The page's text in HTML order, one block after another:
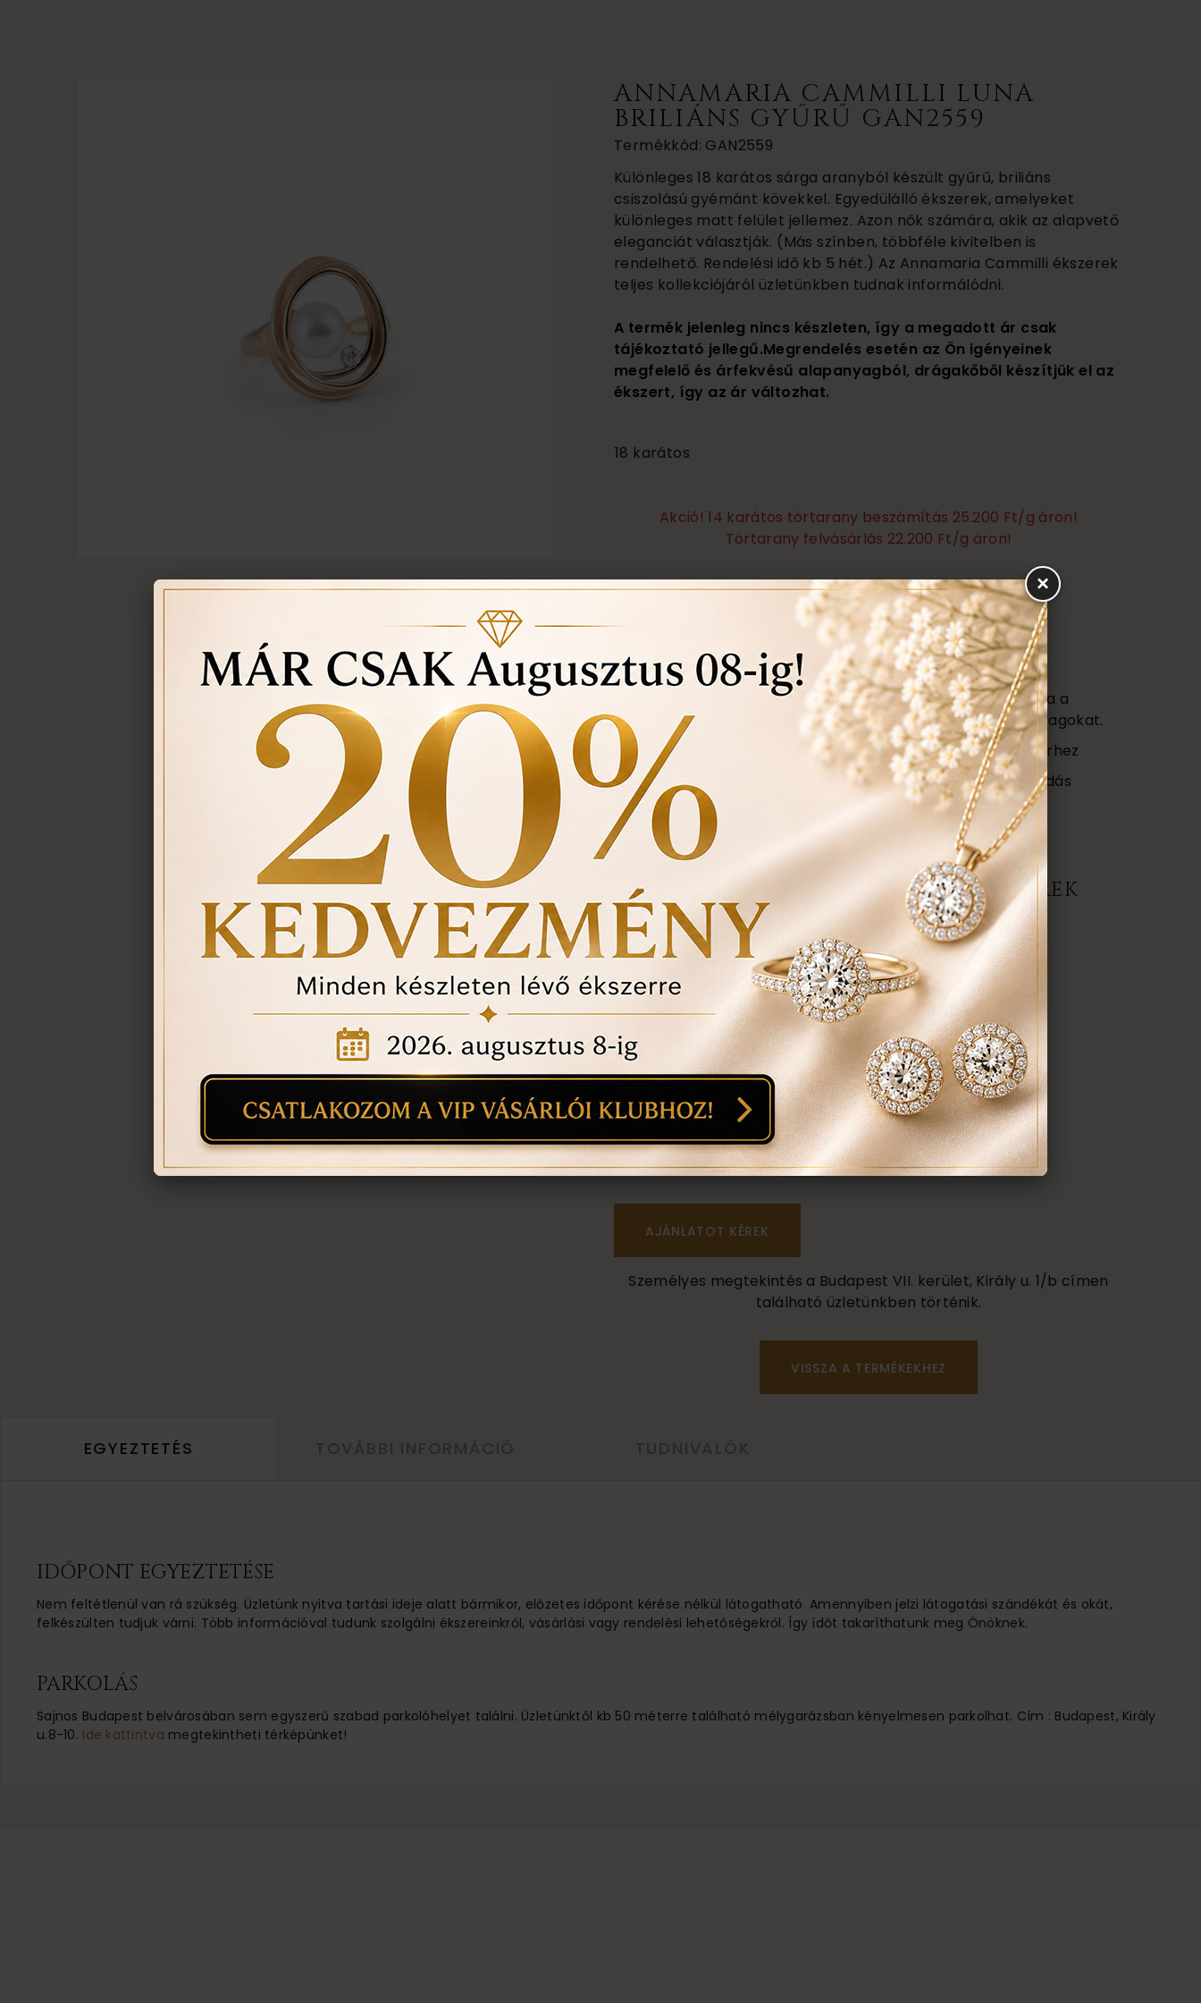
ANNAMARIA CAMMILLI LUNA
BRILIÁNS GYŰRŰ GAN2559
Termékkód: GAN2559
Különleges 18 karátos sárga aranyból készült gyűrű, briliáns
csiszolású gyémánt kövekkel. Egyedülálló ékszerek, amelyeket
különleges matt felület jellemez. Azon nők számára, akik az alapvető
eleganciát választják. (Más színben, többféle kivitelben is
rendelhető. Rendelési idő kb 5 hét.) Az Annamaria Cammilli ékszerek
teljes kollekciójáról üzletünkben tudnak informálódni.
A termék jelenleg nincs készleten, így a megadott ár csak
tájékoztató jellegű.Megrendelés esetén az Ön igényeinek
megfelelő és árfekvésű alapanyagból, drágakőből készítjük el az
ékszert, így az ár változhat.
18 karátos
Akció! 14 karátos törtarany beszámítás 25.200 Ft/g áron!
Törtarany felvásárlás 22.200 Ft/g áron!
Ezen felül még:
Örökös garanciális tisztítás, polírozás
Ingyenes méret állítás
Vásárlási bizonylat avagy (Certificate) mely tartalmazza a
felhasznált kövek minőségét az ékszerben található anyagokat.
Ékszertartó doboz és ajándék tartó táska minden ékszerhez
Évente 1 alkalommal ingyenes ellenőrzés, rejtett károsodás
történt-e , mozgó kő, repedés a gyűrűn stb. Az általunk
felfedezett hibákat ingyenesen javítjuk.
ÉRDEKEL A TERMÉK, AJÁNLATOT KÉREK
darab
1
anyaga:
18 karátos
színe:
mint a képen
méret:
nem tudom
Személyes megtekintés a Budapest VII. kerület, Király u. 1/b címen
található üzletünkben történik.
VISSZA A TERMÉKEKHEZ
EGYEZTETÉS
IDŐPONT EGYEZTETÉSE
Nem feltétlenül van rá szükség. Üzletünk nyitva tartási ideje alatt bármikor, előzetes időpont kérése nélkül látogatható. Amennyiben jelzi látogatási szándékát és okát,
felkészülten tudjuk várni. Több információval tudunk szolgálni ékszereinkről, vásárlási vagy rendelési lehetőségekről. Így ídőt takaríthatunk meg Önöknek.
PARKOLÁS
Sajnos Budapest belvárosában sem egyszerű szabad parkolóhelyet találni. Üzletünktől kb 50 méterre található mélygarázsban kényelmesen parkolhat. Cím : Budapest, Király
u.8-10. Ide kattintva megtekintheti térképünket!
×